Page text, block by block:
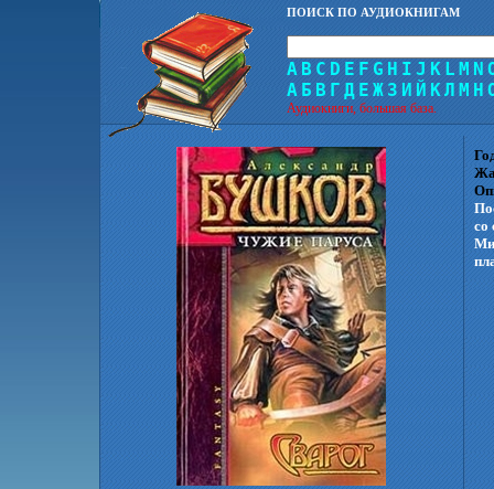
ПОИСК ПО АУДИОКНИГАМ
A B C D E F G H I J K L M N
А Б В Г Д Е Ж З И Й КЛ М Н
Аудиокниги, большая база.
со